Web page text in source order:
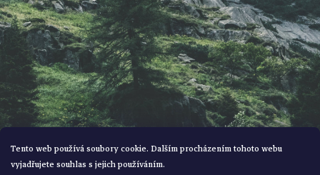
Tento web používá soubory cookie. Dalším procházením tohoto webu
vyjadřujete souhlas s jejich používáním.